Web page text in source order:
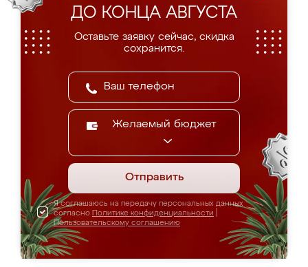
ДО КОНЦА АВГУСТА
Оставьте заявку сейчас, скидка
сохранится.
Желаемый бюджет
Отправить
Я соглашаюсь на передачу персональных данных
согласно Политике конфиденциальности
Пользовательскому соглашению